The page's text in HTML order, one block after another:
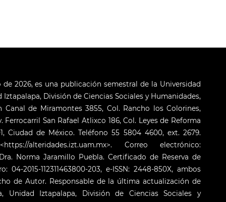
de 2026, es una publicación semestral de la Universidad
División de Ciencias Sociales y Humanidades,
de Miramontes 3855, Col. Rancho los Colorines,
Ferrocarril San Rafael Atlixco 186, Col. Leyes de Reforma
Ciudad de México. Teléfono 55 5804 4600, ext. 2679.
alteridades.izt.uam.mx>. Correo electrónico:
Norma Jaramillo Puebla. Certificado de Reserva de
2015-112311463800-203, e-ISSN: 2448-850X, ambos
de Autor. Responsable de la última actualización de
Unidad Iztapalapa, División de Ciencias Sociales y